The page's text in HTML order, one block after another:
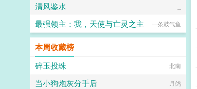
清风鉴水
最强领主：我，天使与亡灵之主 一条鼓气鱼
本周收藏榜
碎玉投珠
北南
当小狗炮灰分手后 月鸽